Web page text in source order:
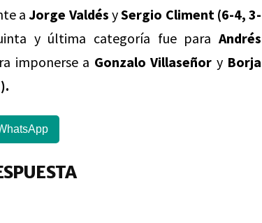
aJorge Valdés ySergio Climent (6-4, 3-
y última categoría fue para Andrés
imponerse a Gonzalo Villaseñor y Borja